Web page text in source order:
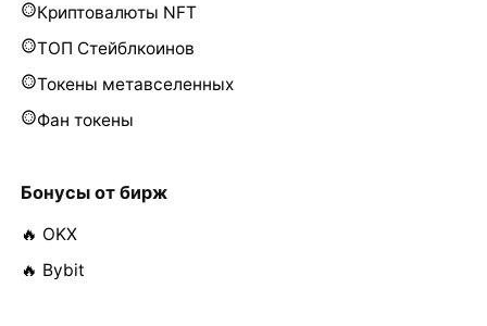
Криптовалюты NFT
ТОП Стейблкоинов
Токены метавселенных
Фан токены
Бонусы от бирж
🔥 OKX
🔥 Bybit